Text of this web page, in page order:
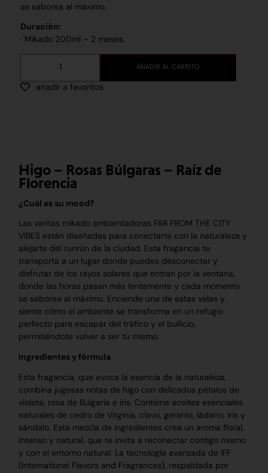
Higo – Rosas Búlgaras – Raíz de
Florencia
¿Cuál es su mood?
Las varitas mikado ambientadoras FAR FROM THE CITY
VIBES están diseñadas para conectarte con la naturaleza y
alejarte del runrún de la ciudad. Esta fragancia te
transporta a un lugar donde puedes desconectar y
disfrutar de los rayos solares que entran por la ventana,
donde las horas pasan más lentamente y cada momento
se saborea al máximo. Enciende una de estas velas y
siente cómo el ambiente se transforma en un refugio
perfecto para escapar del tráfico y el bullicio,
permitiéndote volver a ser tú mismo.
Ingredientes y fórmula
Esta fragancia, que evoca la esencia de la naturaleza,
combina jugosas notas de higo con delicados pétalos de
violeta, rosa de Bulgaria e iris. Contiene aceites esenciales
naturales de cedro de Virginia, clavo, geranio, ládano, iris y
sándalo. Esta mezcla de ingredientes crea un aroma floral,
intenso y natural, que te invita a reconectar contigo mismo
y con el entorno natural. La tecnología avanzada de IFF
(International Flavors and Fragrances), respaldada por
se saborea al máximo.
Duración:
· Mikado 200ml – 2 meses.
AÑADIR AL CARRITO
añadir a favoritos